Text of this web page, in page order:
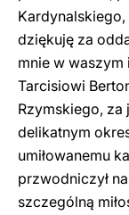
dziękuję za
mnie w waszym
Tarcisiowi
Rzymskiego,
delikatnym
umiłowanemu
przwodniczył
szczególną